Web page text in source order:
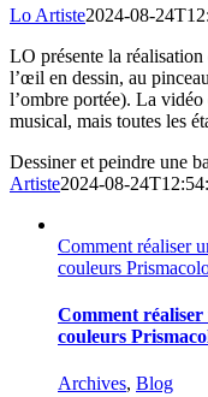
Lo Artiste2024-08-
LO présente la
l’œil en dessin, au
l’ombre portée). La vidéo
musical, mais toutes les
Dessiner et peindre une
Artiste2024-08-
Comment réaliser
couleurs
Comment réaliser
couleurs
Archives, Blog